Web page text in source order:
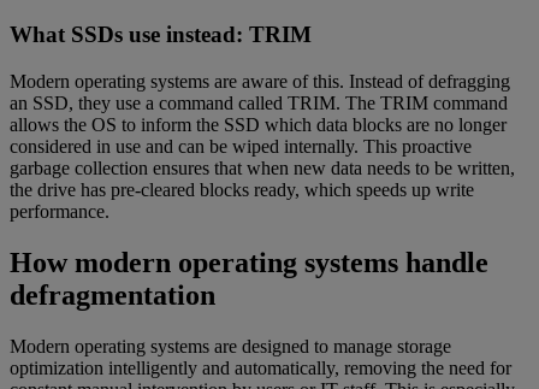
What SSDs use instead: TRIM
Modern operating systems are aware of this. Instead of defragging
an SSD, they use a command called TRIM. The TRIM command
allows the OS to inform the SSD which data blocks are no longer
considered in use and can be wiped internally. This proactive
garbage collection ensures that when new data needs to be written,
the drive has pre-cleared blocks ready, which speeds up write
performance.
How modern operating systems handle
defragmentation
Modern operating systems are designed to manage storage
optimization intelligently and automatically, removing the need for